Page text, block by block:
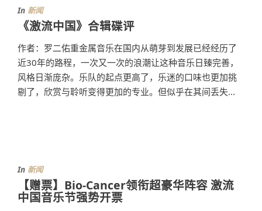
In 新闻
《激流中国》合辑碟评
作者：罗二佑重金属音乐在国内从萌芽到发展已经经历了
近30年的路程，一次又一次的浪潮让这种音乐日臻完善，
风格日渐庞杂。乐队的起点更高了，乐迷的口味也更加挑
剔了，欣赏与聆听变得更加的专业。但似乎在其间丢失...
In 新闻
【赠票】Bio-Cancer领衔超豪华阵容 激流
中国音乐节强势开票